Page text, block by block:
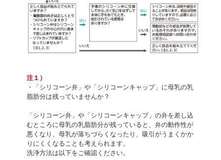
注１）
・「シリコーン弁」や「シリコーンキャップ」に母乳の乳
脂肪分は残っていませんか？
「シリコーン弁」や「シリコーンキャップ」の弁を差し込
むところに母乳の乳脂肪分が残っていると、弁の動作性が
悪くなり、母乳が落ちづらくなったり、吸引がうまくかか
りにくくなることも考えられます。
洗浄方法は以下をご確認ください。